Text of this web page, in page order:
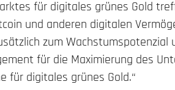
für digitales grünes Gold
und anderen digitalen
zum
für die Maximierung des
für digitales grünes Gold.“